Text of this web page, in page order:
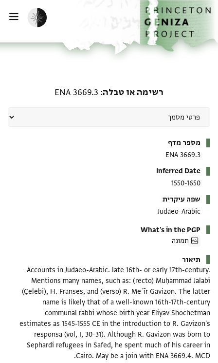
לתוכןהבית
הפעלת מצב כהה
רשימה או טבלה ENA 3669.3
מספר מדף
ENA 3669.3
Inferred Date
1550-1650
שפה עיקרית
Judaeo-Arabic
What's in the PGP
תמונה
תיאור
Accounts in Judaeo-Arabic. late 16th- or early 17th-century.
Mentions many names, such as: (recto) Muḥammad Jalabī
(Çelebi), H. Franses, and (verso) R. Meʾīr Gavizon. The latter
name is likely that of a well-known 16th-17th-century
communal rabbi whose birth year Eliyav Shochetman
estimates as 1545-1555 CE in the introduction to R. Gavizon's
responsa (vol, I, 30-31). Although R. Gavizon was born to
Sephardi refugees in Safed, he spent much of his career in
Cairo. May be a join with ENA 3669.4. MCD.